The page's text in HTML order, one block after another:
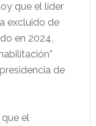
que el líder
excluido de
en 2024,
de
el